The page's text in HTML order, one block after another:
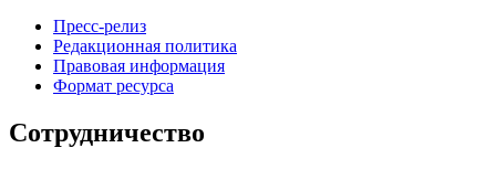
Пресс-релиз
Редакционная политика
Правовая информация
Формат ресурса
Сотрудничество